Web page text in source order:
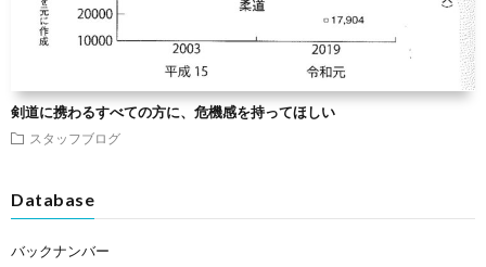
剣道に携わるすべての方に、危機感を持ってほしい
スタッフブログ
Database
バックナンバー